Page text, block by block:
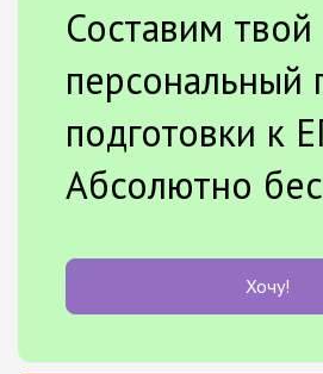
Составим твой
персональный
подготовки к
Абсолютно
Хочу!